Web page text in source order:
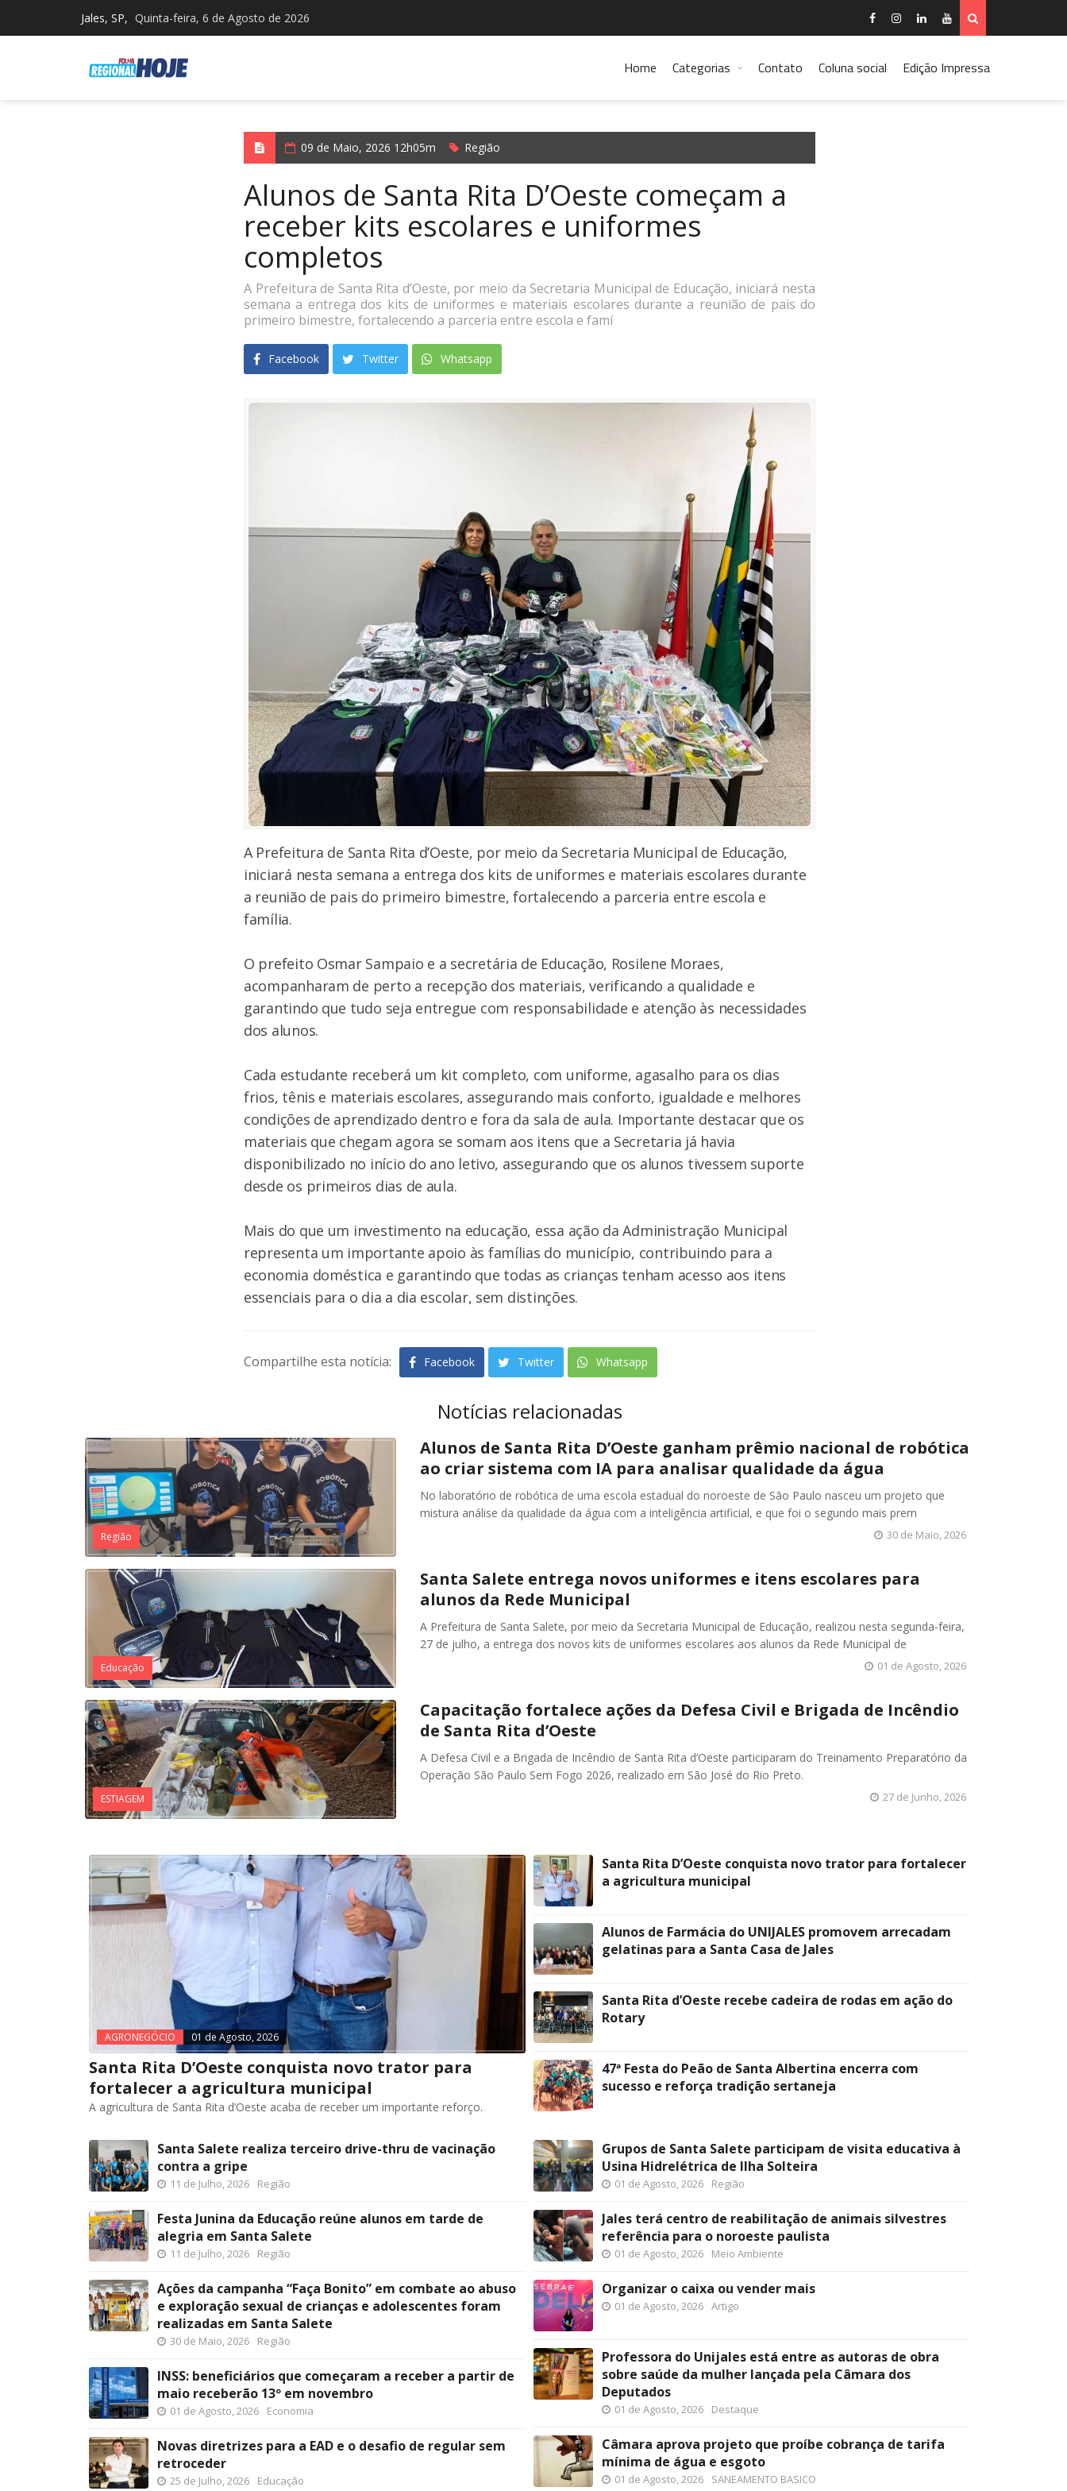
Jales, SP, Quinta-feira, 6 de Agosto de 2026
Home Categorias Contato Coluna social Edição Impressa
09 de Maio, 2026 12h05m Região
Alunos de Santa Rita D’Oeste começam a
receber kits escolares e uniformes
completos
A Prefeitura de Santa Rita d’Oeste, por meio da Secretaria Municipal de Educação, iniciará nesta
semana a entrega dos kits de uniformes e materiais escolares durante a reunião de pais do
primeiro bimestre, fortalecendo a parceria entre escola e famí
Facebook Twitter Whatsapp
A Prefeitura de Santa Rita d’Oeste, por meio da Secretaria Municipal de Educação,
iniciará nesta semana a entrega dos kits de uniformes e materiais escolares durante
a reunião de pais do primeiro bimestre, fortalecendo a parceria entre escola e
família.
O prefeito Osmar Sampaio e a secretária de Educação, Rosilene Moraes,
acompanharam de perto a recepção dos materiais, verificando a qualidade e
garantindo que tudo seja entregue com responsabilidade e atenção às necessidades
dos alunos.
Cada estudante receberá um kit completo, com uniforme, agasalho para os dias
frios, tênis e materiais escolares, assegurando mais conforto, igualdade e melhores
condições de aprendizado dentro e fora da sala de aula. Importante destacar que os
materiais que chegam agora se somam aos itens que a Secretaria já havia
disponibilizado no início do ano letivo, assegurando que os alunos tivessem suporte
desde os primeiros dias de aula.
Mais do que um investimento na educação, essa ação da Administração Municipal
representa um importante apoio às famílias do município, contribuindo para a
economia doméstica e garantindo que todas as crianças tenham acesso aos itens
essenciais para o dia a dia escolar, sem distinções.
Compartilhe esta notícia: Facebook Twitter Whatsapp
Notícias relacionadas
Região
Alunos de Santa Rita D’Oeste ganham prêmio nacional de robótica
ao criar sistema com IA para analisar qualidade da água
No laboratório de robótica de uma escola estadual do noroeste de São Paulo nasceu um projeto que
mistura análise da qualidade da água com a inteligência artificial, e que foi o segundo mais prem
30 de Maio, 2026
Educação
Santa Salete entrega novos uniformes e itens escolares para
alunos da Rede Municipal
A Prefeitura de Santa Salete, por meio da Secretaria Municipal de Educação, realizou nesta segunda-feira,
27 de julho, a entrega dos novos kits de uniformes escolares aos alunos da Rede Municipal de
01 de Agosto, 2026
ESTIAGEM
Capacitação fortalece ações da Defesa Civil e Brigada de Incêndio
de Santa Rita d’Oeste
A Defesa Civil e a Brigada de Incêndio de Santa Rita d’Oeste participaram do Treinamento Preparatório da
Operação São Paulo Sem Fogo 2026, realizado em São José do Rio Preto.
27 de Junho, 2026
AGRONEGÓCIO 01 de Agosto, 2026
Santa Rita D’Oeste conquista novo trator para
fortalecer a agricultura municipal
A agricultura de Santa Rita d’Oeste acaba de receber um importante reforço.
Santa Rita D’Oeste conquista novo trator para fortalecer
a agricultura municipal
Alunos de Farmácia do UNIJALES promovem arrecadam
gelatinas para a Santa Casa de Jales
Santa Rita d’Oeste recebe cadeira de rodas em ação do
Rotary
47ª Festa do Peão de Santa Albertina encerra com
sucesso e reforça tradição sertaneja
Santa Salete realiza terceiro drive-thru de vacinação
contra a gripe
11 de Julho, 2026 Região
Festa Junina da Educação reúne alunos em tarde de
alegria em Santa Salete
11 de Julho, 2026 Região
Ações da campanha “Faça Bonito” em combate ao abuso
e exploração sexual de crianças e adolescentes foram
realizadas em Santa Salete
30 de Maio, 2026 Região
INSS: beneficiários que começaram a receber a partir de
maio receberão 13º em novembro
01 de Agosto, 2026 Economia
Novas diretrizes para a EAD e o desafio de regular sem
retroceder
25 de Julho, 2026 Educação
Grupos de Santa Salete participam de visita educativa à
Usina Hidrelétrica de Ilha Solteira
01 de Agosto, 2026 Região
Jales terá centro de reabilitação de animais silvestres
referência para o noroeste paulista
01 de Agosto, 2026 Meio Ambiente
Organizar o caixa ou vender mais
01 de Agosto, 2026 Artigo
Professora do Unijales está entre as autoras de obra
sobre saúde da mulher lançada pela Câmara dos
Deputados
01 de Agosto, 2026 Destaque
Câmara aprova projeto que proíbe cobrança de tarifa
mínima de água e esgoto
01 de Agosto, 2026 SANEAMENTO BASICO